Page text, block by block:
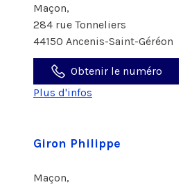
Maçon,
284 rue Tonneliers
44150 Ancenis-Saint-Géréon
Obtenir le numéro
Plus d'infos
Giron Philippe
Maçon,